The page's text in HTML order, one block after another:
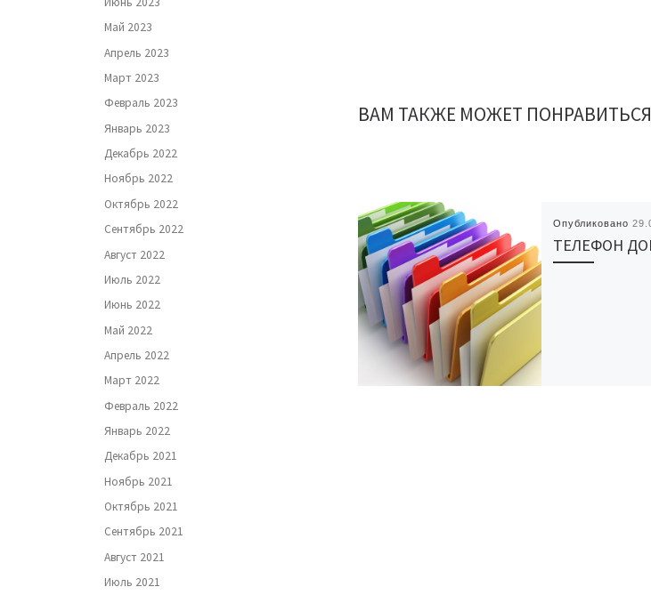
ВАМ ТАКЖЕ МОЖЕТ ПОНРАВИТЬСЯ
Опубликовано
ТЕЛЕФОН
Май 2023
Апрель 2023
Март 2023
Февраль 2023
Январь 2023
Декабрь 2022
Ноябрь 2022
Октябрь 2022
Сентябрь 2022
Август 2022
Июль 2022
Июнь 2022
Май 2022
Апрель 2022
Март 2022
Февраль 2022
Январь 2022
Декабрь 2021
Ноябрь 2021
Октябрь 2021
Сентябрь 2021
Август 2021
Июль 2021